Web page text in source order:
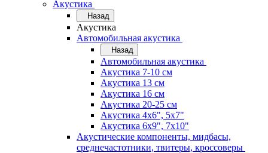
Акустика
Назад
Акустика
Автомобильная акустика
Назад
Автомобильная акустика
Акустика 7-10 см
Акустика 13 см
Акустика 16 см
Акустика 20-25 см
Акустика 4х6", 5х7"
Акустика 6х9", 7х10"
Акустические компоненты, мидбасы,
среднечастотники, твитеры, кроссоверы